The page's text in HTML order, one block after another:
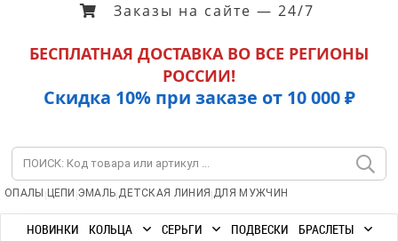
Заказы на сайте — 24/7
БЕСПЛАТНАЯ ДОСТАВКА ВО ВСЕ РЕГИОНЫ
РОССИИ!
Скидка 10% при заказе от 10 000 ₽
ОПАЛЫ | ЦЕПИ |ЭМАЛЬ|ДЕТСКАЯ ЛИНИЯ |ДЛЯ МУЖЧИН
НОВИНКИ КОЛЬЦА СЕРЬГИ ПОДВЕСКИ
БРАСЛЕТЫ